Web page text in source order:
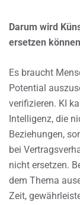
Darum wird
ersetzen
Es braucht
Potential
verifizieren. KI
Intelligenz, die
Beziehungen,
bei
nicht ersetzen.
dem Thema
Zeit,